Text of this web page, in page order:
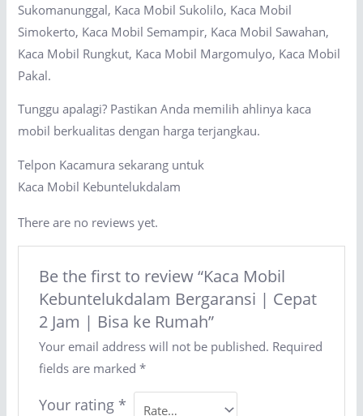
Sukomanunggal, Kaca Mobil Sukolilo, Kaca Mobil
Simokerto, Kaca Mobil Semampir, Kaca Mobil Sawahan,
Kaca Mobil Rungkut, Kaca Mobil Margomulyo, Kaca Mobil
Pakal.
Tunggu apalagi? Pastikan Anda memilih ahlinya kaca
mobil berkualitas dengan harga terjangkau.
Telpon Kacamura sekarang untuk
Kaca Mobil Kebuntelukdalam
There are no reviews yet.
Be the first to review “Kaca Mobil
Kebuntelukdalam Bergaransi | Cepat
2 Jam | Bisa ke Rumah”
Your email address will not be published. Required
fields are marked *
Your rating *